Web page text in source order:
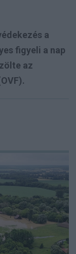
a
figyeli a nap
az